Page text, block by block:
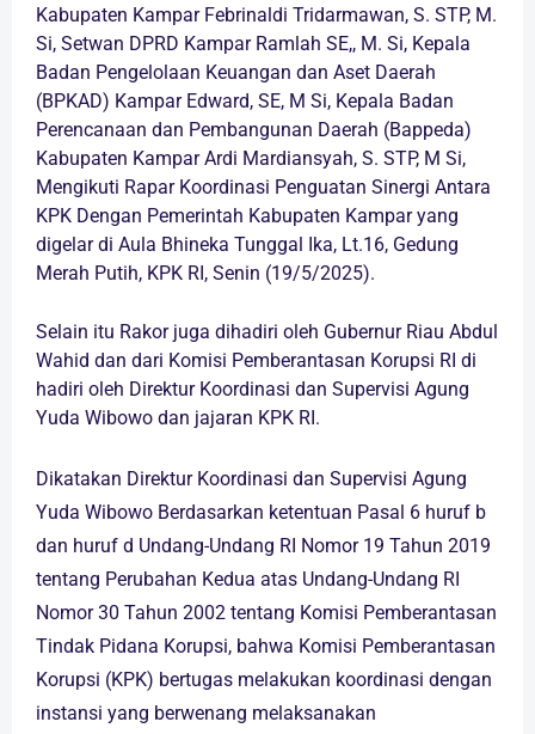
Kabupaten Kampar Febrinaldi Tridarmawan, S. STP, M.
Si, Setwan DPRD Kampar Ramlah SE,, M. Si, Kepala
Badan Pengelolaan Keuangan dan Aset Daerah
(BPKAD) Kampar Edward, SE, M Si, Kepala Badan
Perencanaan dan Pembangunan Daerah (Bappeda)
Kabupaten Kampar Ardi Mardiansyah, S. STP, M Si,
Mengikuti Rapar Koordinasi Penguatan Sinergi Antara
KPK Dengan Pemerintah Kabupaten Kampar yang
digelar di Aula Bhineka Tunggal Ika, Lt.16, Gedung
Merah Putih, KPK RI, Senin (19/5/2025).
Selain itu Rakor juga dihadiri oleh Gubernur Riau Abdul
Wahid dan dari Komisi Pemberantasan Korupsi RI di
hadiri oleh Direktur Koordinasi dan Supervisi Agung
Yuda Wibowo dan jajaran KPK RI.
Dikatakan Direktur Koordinasi dan Supervisi Agung
Yuda Wibowo Berdasarkan ketentuan Pasal 6 huruf b
dan huruf d Undang-Undang RI Nomor 19 Tahun 2019
tentang Perubahan Kedua atas Undang-Undang RI
Nomor 30 Tahun 2002 tentang Komisi Pemberantasan
Tindak Pidana Korupsi, bahwa Komisi Pemberantasan
Korupsi (KPK) bertugas melakukan koordinasi dengan
instansi yang berwenang melaksanakan